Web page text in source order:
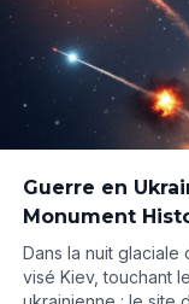
Guerre en
Monument
Dans la nuit
visé Kiev, touchant